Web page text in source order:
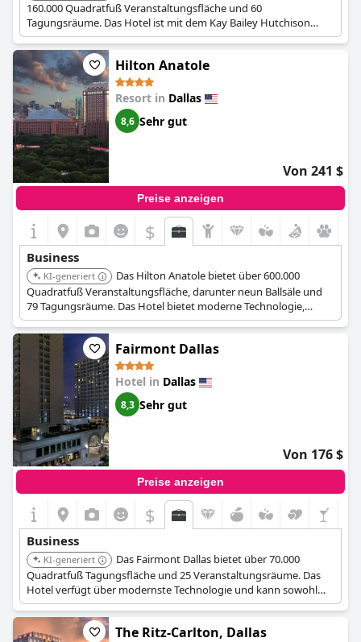
160.000 Quadratfuß Veranstaltungsfläche und 60
Tagungsräume. Das Hotel ist mit dem Kay Bailey Hutchison
Convention Center verbunden und bietet nahtlosen Zugang zu
zusätzlichen Tagungseinrichtungen.
Hilton Anatole
Resort in Dallas
8,6 Sehr gut
Von 241 $
Preise anzeigen
$
Business
KI-generiert
Das Hilton Anatole bietet über 600.000
Quadratfuß Veranstaltungsfläche, darunter neun Ballsäle und
79 Tagungsräume. Das Hotel bietet moderne Technologie,
geschultes Personal und Annehmlichkeiten wie einen
Poolkomplex und ein Spa.
Fairmont Dallas
Hotel in Dallas
8,3 Sehr gut
Von 176 $
Preise anzeigen
$
Business
KI-generiert
Das Fairmont Dallas bietet über 70.000
Quadratfuß Tagungsfläche und 25 Veranstaltungsräume. Das
Hotel verfügt über modernste Technologie und kann sowohl
kleine Vorstandssitzungen als auch große
Hauptversammlungen beherbergen.
The Ritz-Carlton, Dallas